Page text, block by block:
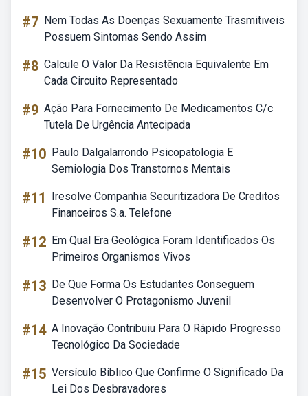
#7 Nem Todas As Doenças Sexuamente Trasmitiveis
Possuem Sintomas Sendo Assim
#8 Calcule O Valor Da Resistência Equivalente Em
Cada Circuito Representado
#9 Ação Para Fornecimento De Medicamentos C/c
Tutela De Urgência Antecipada
#10 Paulo Dalgalarrondo Psicopatologia E
Semiologia Dos Transtornos Mentais
#11
Iresolve Companhia Securitizadora De Creditos
Financeiros S.a. Telefone
#12 Em Qual Era Geológica Foram Identificados Os
Primeiros Organismos Vivos
#13 De Que Forma Os Estudantes Conseguem
Desenvolver O Protagonismo Juvenil
#14 A Inovação Contribuiu Para O Rápido Progresso
Tecnológico Da Sociedade
#15 Versículo Bíblico Que Confirme O Significado Da
Lei Dos Desbravadores